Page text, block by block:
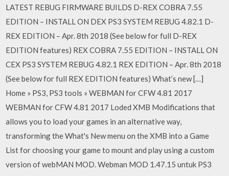
LATEST REBUG FIRMWARE BUILDS D-REX COBRA 7.55
EDITION – INSTALL ON DEX PS3 SYSTEM REBUG 4.82.1 D-
REX EDITION – Apr. 8th 2018 (See below for full D-REX
EDITION features) REX COBRA 7.55 EDITION – INSTALL ON
CEX PS3 SYSTEM REBUG 4.82.1 REX EDITION – Apr. 8th 2018
(See below for full REX EDITION features) What’s new […]
Home » PS3, PS3 tools » WEBMAN for CFW 4.81 2017
WEBMAN for CFW 4.81 2017 Loded XMB Modifications that
allows you to load your games in an alternative way,
transforming the What's New menu on the XMB into a Game
List for choosing your game to mount and play using a custom
version of webMAN MOD. Webman MOD 1.47.15 untuk PS3